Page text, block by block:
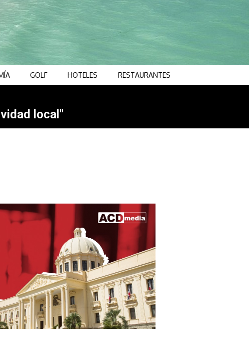
GOLF HOTELES RESTAURANTES
local"